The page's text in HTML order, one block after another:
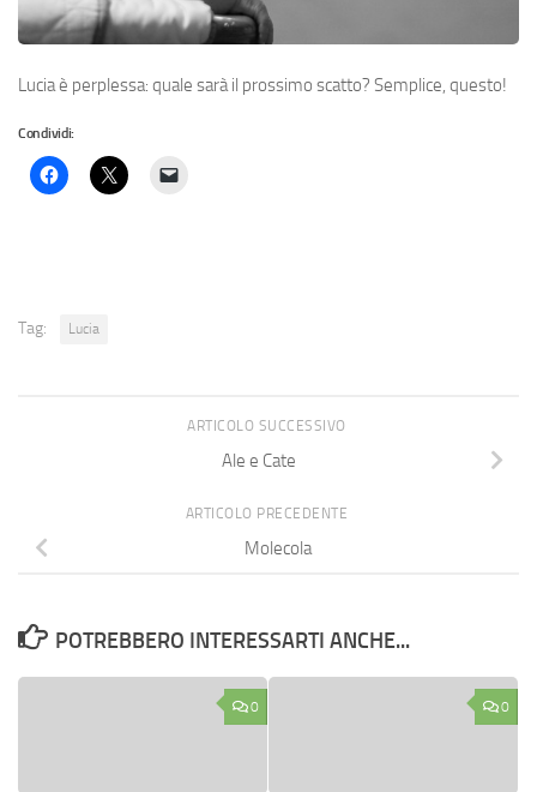
Lucia è perplessa: quale sarà il prossimo scatto? Semplice, questo!
Condividi:
Tag: Lucia
ARTICOLO SUCCESSIVO
Ale e Cate
ARTICOLO PRECEDENTE
Molecola
POTREBBERO INTERESSARTI ANCHE...
0 0